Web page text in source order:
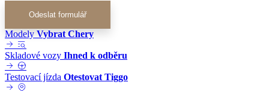
Odeslat formulář
Modely Vybrat Chery
Skladové vozy Ihned k odběru
Testovací jízda Otestovat Tiggo